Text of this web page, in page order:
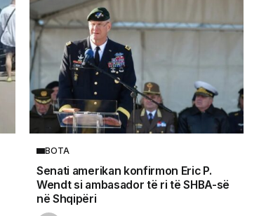
BOTA
Senati amerikan konfirmon Eric P.
Wendt si ambasador të ri të SHBA-së
në Shqipëri